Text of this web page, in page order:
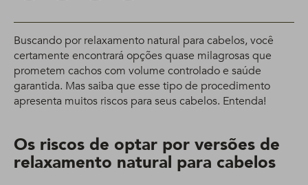
Buscando por relaxamento natural para cabelos, você
certamente encontrará opções quase milagrosas que
prometem cachos com volume controlado e saúde
garantida. Mas saiba que esse tipo de procedimento
apresenta muitos riscos para seus cabelos. Entenda!
Os riscos de optar por versões de
relaxamento natural para cabelos